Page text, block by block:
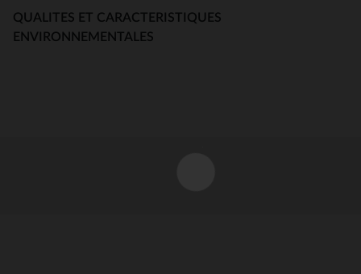
QUALITES ET CARACTERISTIQUES
ENVIRONNEMENTALES